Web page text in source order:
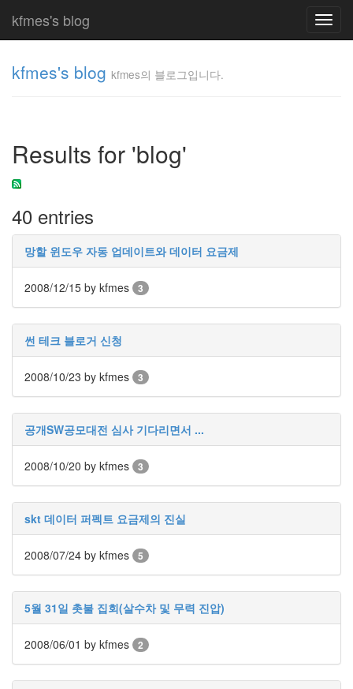
kfmes's blog
kfmes's blog kfmes의 블로그입니다.
Results for 'blog'
40 entries
망할 윈도우 자동 업데이트와 데이터 요금제
2008/12/15 by kfmes 3
썬 테크 블로거 신청
2008/10/23 by kfmes 3
공개SW공모대전 심사 기다리면서 ...
2008/10/20 by kfmes 3
skt 데이터 퍼펙트 요금제의 진실
2008/07/24 by kfmes 5
5월 31일 촛불 집회(살수차 및 무력 진압)
2008/06/01 by kfmes 2
입니
다.
kfmes
Tag
Cloud
kfmes
JateON
테
슬
Java
테
모
델
기
차
ubuntu
PSP
Linux
90D